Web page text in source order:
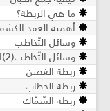
ما هي الربطة؟
أهمية العقد
وسائل التّخاطب
وسائل التّخاطب(2)السيمافور
ربطة الغصن
ربطة الحطاب
ربطة السّمّاك